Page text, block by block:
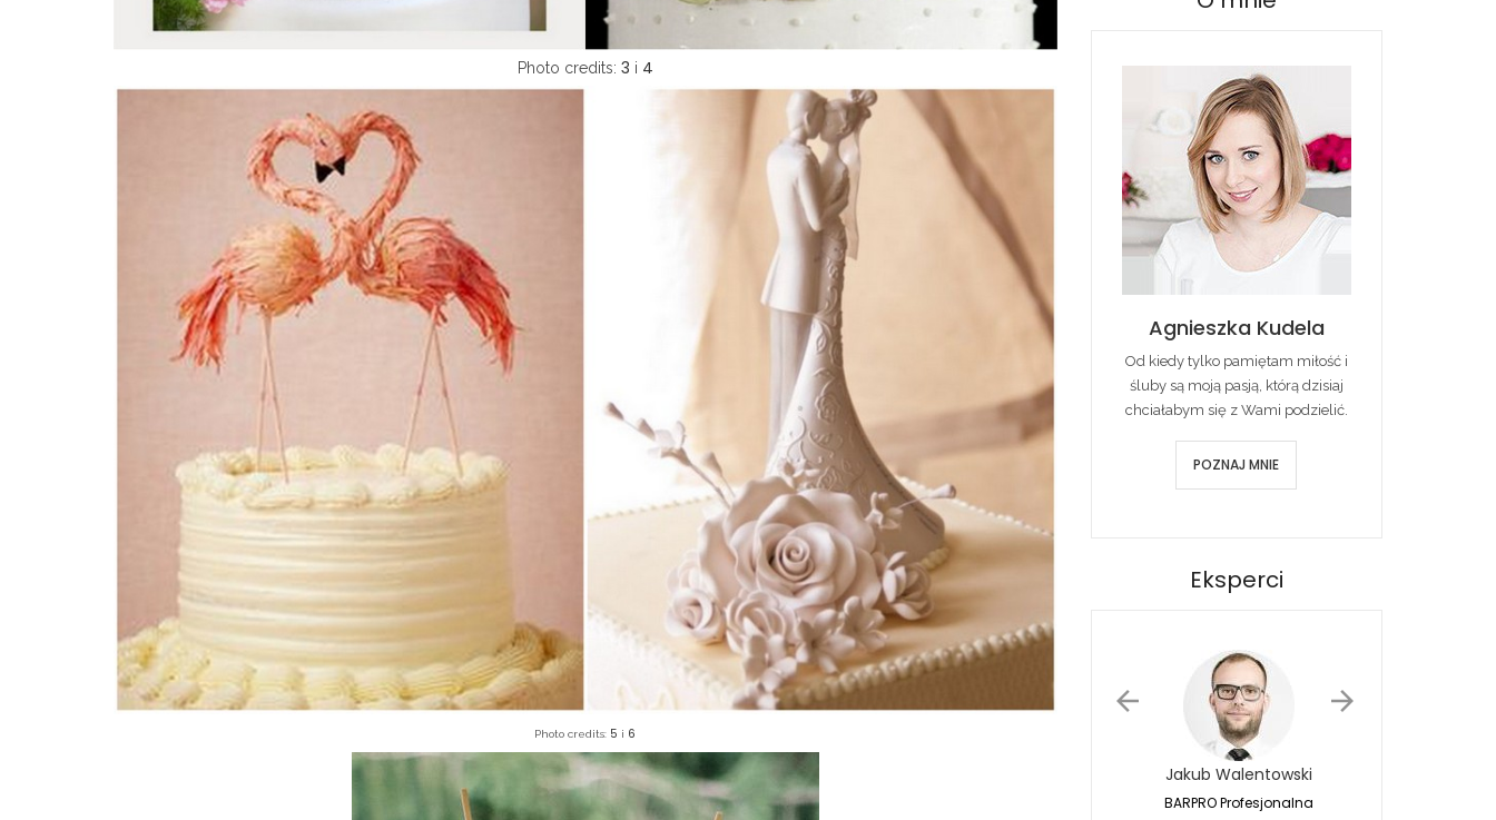
Photo credits: 3 i 4
Photo credits: 5 i 6
Agnieszka Kudela
Od kiedy tylko pamiętam miłość i
śluby są moją pasją, którą dzisiaj
chciałabym się z Wami podzielić.
POZNAJ MNIE
Eksperci
Jakub Walentowski
BARPRO Profesjonalna